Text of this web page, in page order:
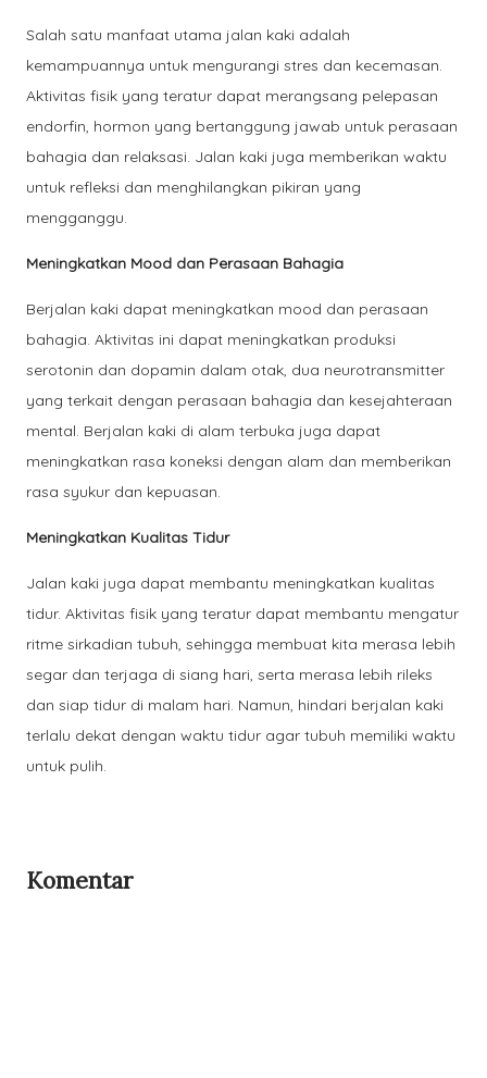
Salah satu manfaat utama jalan kaki adalah
kemampuannya untuk mengurangi stres dan kecemasan.
Aktivitas fisik yang teratur dapat merangsang pelepasan
endorfin, hormon yang bertanggung jawab untuk perasaan
bahagia dan relaksasi. Jalan kaki juga memberikan waktu
untuk refleksi dan menghilangkan pikiran yang
mengganggu.
Meningkatkan Mood dan Perasaan Bahagia
Berjalan kaki dapat meningkatkan mood dan perasaan
bahagia. Aktivitas ini dapat meningkatkan produksi
serotonin dan dopamin dalam otak, dua neurotransmitter
yang terkait dengan perasaan bahagia dan kesejahteraan
mental. Berjalan kaki di alam terbuka juga dapat
meningkatkan rasa koneksi dengan alam dan memberikan
rasa syukur dan kepuasan.
Meningkatkan Kualitas Tidur
Jalan kaki juga dapat membantu meningkatkan kualitas
tidur. Aktivitas fisik yang teratur dapat membantu mengatur
ritme sirkadian tubuh, sehingga membuat kita merasa lebih
segar dan terjaga di siang hari, serta merasa lebih rileks
dan siap tidur di malam hari. Namun, hindari berjalan kaki
terlalu dekat dengan waktu tidur agar tubuh memiliki waktu
untuk pulih.
Komentar